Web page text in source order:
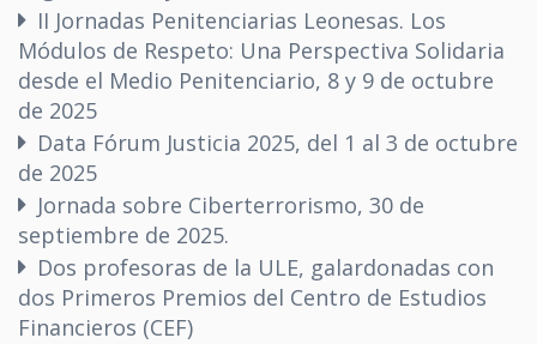
II Jornadas Penitenciarias Leonesas. Los
Módulos de Respeto: Una Perspectiva Solidaria
desde el Medio Penitenciario, 8 y 9 de octubre
de 2025
Data Fórum Justicia 2025, del 1 al 3 de octubre
de 2025
Jornada sobre Ciberterrorismo, 30 de
septiembre de 2025.
Dos profesoras de la ULE, galardonadas con
dos Primeros Premios del Centro de Estudios
Financieros (CEF)